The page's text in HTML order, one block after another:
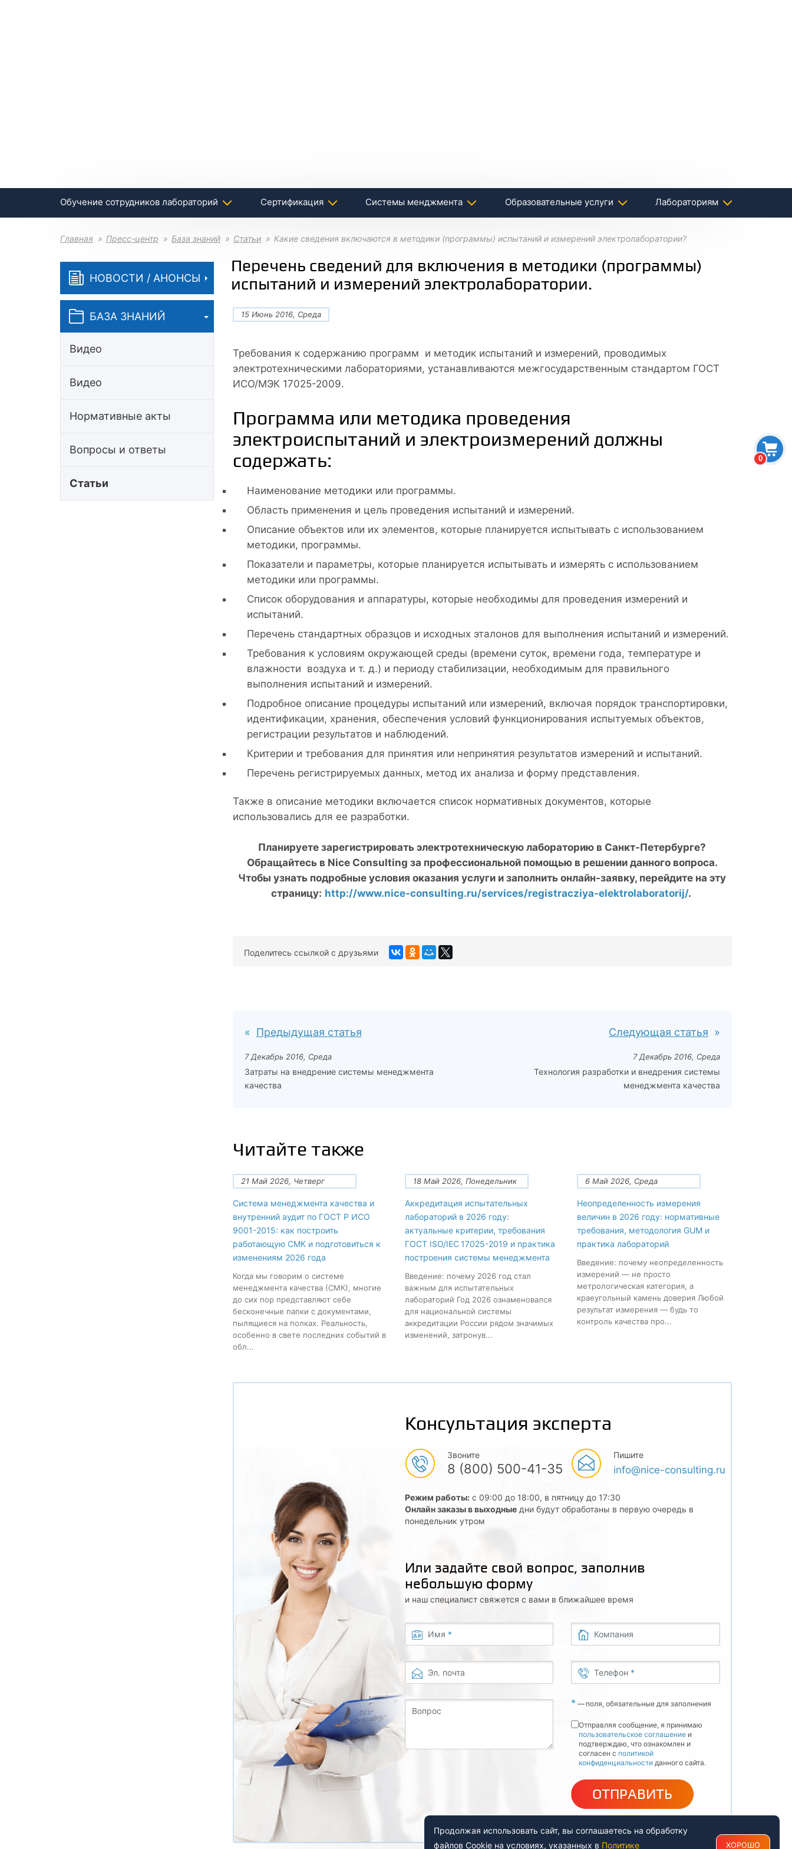
0
Обучение сотрудников лабораторий Сертификация Системы менджмента Образовательные услуги Лабораториям
Главная Пресс-центр База знаний Статьи Какие сведения включаются в методики (программы) испытаний и измерений электролаборатории?
НОВОСТИ / АНОНСЫ
БАЗА ЗНАНИЙ
Видео
Видео
Нормативные акты
Вопросы и ответы
Статьи
Перечень сведений для включения в методики (программы)
испытаний и измерений электролаборатории.
15 Июнь 2016, Среда
Требования к содержанию программ и методик испытаний и измерений, проводимых
электротехническими лабораториями, устанавливаются межгосударственным стандартом ГОСТ
ИСО/МЭК 17025-2009.
Программа или методика проведения
электроиспытаний и электроизмерений должны
содержать:
Наименование методики или программы.
Область применения и цель проведения испытаний и измерений.
Описание объектов или их элементов, которые планируется испытывать с использованием
методики, программы.
Показатели и параметры, которые планируется испытывать и измерять с использованием
методики или программы.
Список оборудования и аппаратуры, которые необходимы для проведения измерений и
испытаний.
Перечень стандартных образцов и исходных эталонов для выполнения испытаний и измерений.
Требования к условиям окружающей среды (времени суток, времени года, температуре и
влажности воздуха и т. д.) и периоду стабилизации, необходимым для правильного
выполнения испытаний и измерений.
Подробное описание процедуры испытаний или измерений, включая порядок транспортировки,
идентификации, хранения, обеспечения условий функционирования испытуемых объектов,
регистрации результатов и наблюдений.
Критерии и требования для принятия или непринятия результатов измерений и испытаний.
Перечень регистрируемых данных, метод их анализа и форму представления.
Также в описание методики включается список нормативных документов, которые
использовались для ее разработки.
Планируете зарегистрировать электротехническую лабораторию в Санкт-Петербурге?
Обращайтесь в Nice Consulting за профессиональной помощью в решении данного вопроса.
Чтобы узнать подробные условия оказания услуги и заполнить онлайн-заявку, перейдите на эту
страницу: http://www.nice-consulting.ru/services/registracziya-elektrolaboratorij/.
Поделитесь ссылкой с друзьями
Предыдущая статья
7 Декабрь 2016, Среда
Затраты на внедрение системы менеджмента
качества
Следующая статья
7 Декабрь 2016, Среда
Технология разработки и внедрения системы
менеджмента качества
Читайте также
21 Май 2026, Четверг
Система менеджмента качества и
внутренний аудит по ГОСТ Р ИСО
9001-2015: как построить
работающую СМК и подготовиться к
изменениям 2026 года
Когда мы говорим о системе
менеджмента качества (СМК), многие
до сих пор представляют себе
бесконечные папки с документами,
пылящиеся на полках. Реальность,
особенно в свете последних событий в
обл...
18 Май 2026, Понедельник
Аккредитация испытательных
лабораторий в 2026 году:
актуальные критерии, требования
ГОСТ ISO/IEC 17025-2019 и практика
построения системы менеджмента
Введение: почему 2026 год стал
важным для испытательных
лабораторий Год 2026 ознаменовался
для национальной системы
аккредитации России рядом значимых
изменений, затронув...
6 Май 2026, Среда
Неопределенность измерения
величин в 2026 году: нормативные
требования, методология GUM и
практика лабораторий
Введение: почему неопределенность
измерений — не просто
метрологическая категория, а
краеугольный камень доверия Любой
результат измерения — будь то
контроль качества про...
Консультация эксперта
Звоните
8 (800) 500-41-35
Пишите
info@nice-consulting.ru
Режим работы:с 09:00 до 18:00, в пятницу до 17:30
Онлайн заказы в выходныедни будут обработаны в первую очередь в
понедельник утром
Или задайте свой вопрос, заполнив
небольшую форму
и наш специалист свяжется с вами в ближайшее время
Имя *
Эл. почта
Вопрос
Компания
Телефон *
* — поля, обязательные для заполнения
Отправляя сообщение, я принимаю
пользовательское соглашение и
подтверждаю, что ознакомлен и
согласен с политикой
конфиденциальности данного сайта.
ОТПРАВИТЬ
Продолжая использовать сайт, вы соглашаетесь на обработку
файлов Cookie на условиях, указанных в Политике ХОРОШО